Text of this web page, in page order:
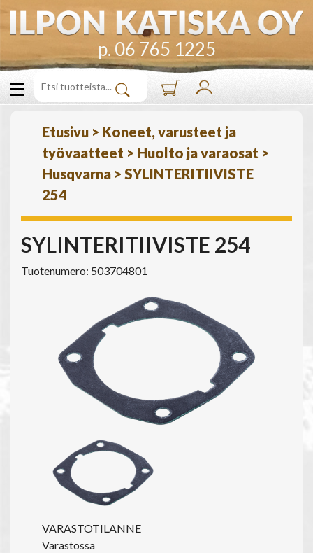
p. 06 765 1225
Etusivu > Koneet, varusteet ja
työvaatteet > Huolto ja varaosat >
Husqvarna > SYLINTERITIIVISTE
254
SYLINTERITIIVISTE 254
Tuotenumero: 503704801
VARASTOTILANNE
Varastossa